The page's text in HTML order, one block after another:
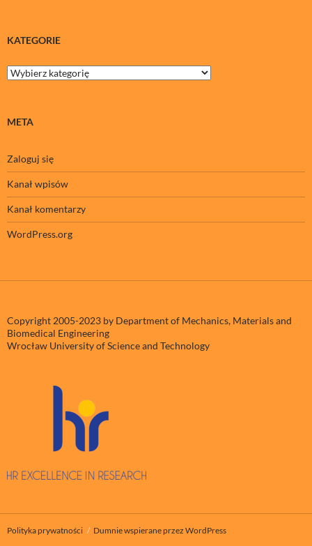
KATEGORIE
Kategorie
META
Zaloguj się
Kanał wpisów
Kanał komentarzy
WordPress.org
Copyright 2005-2023 by Department of Mechanics, Materials and
Biomedical Engineering
Wrocław University of Science and Technology
Polityka prywatności Dumnie wspierane przez WordPress